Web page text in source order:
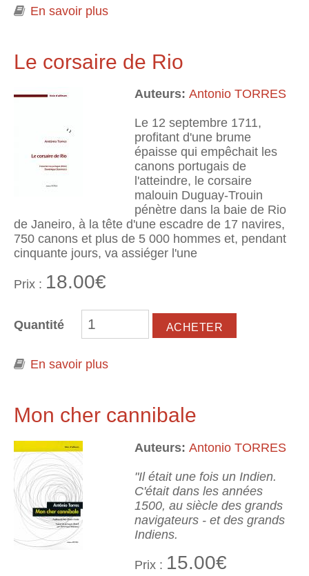
En savoir plus
Le corsaire de Rio
Auteurs: Antonio TORRES
Le 12 septembre 1711,
profitant d'une brume
épaisse qui empêchait les
canons portugais de
l'atteindre, le corsaire
malouin Duguay-Trouin
pénètre dans la baie de Rio
de Janeiro, à la tête d'une escadre de 17 navires,
750 canons et plus de 5 000 hommes et, pendant
cinquante jours, va assiéger l'une
Prix : 18.00€
Quantité
En savoir plus
Mon cher cannibale
Auteurs: Antonio TORRES
"Il était une fois un Indien.
C'était dans les années
1500, au siècle des grands
navigateurs - et des grands
Indiens.
Prix : 15.00€